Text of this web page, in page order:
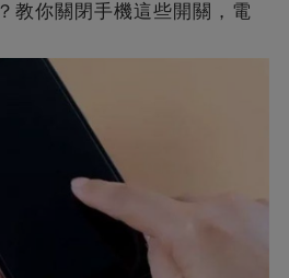
教你關閉手機這些開關，電